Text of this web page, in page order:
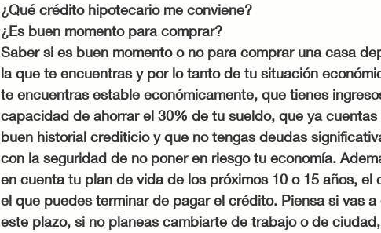
¿Qué crédito hipotecario me conviene?
¿Es buen momento para comprar?
Saber si es buen momento o no para comprar una casa
la que te encuentras y por lo tanto de tu situación
te encuentras estable económicamente, que tienes
capacidad de ahorrar el 30% de tu sueldo, que ya
buen historial crediticio y que no tengas deudas
con la seguridad de no poner en riesgo tu economía.
en cuenta tu plan de vida de los próximos 10 o 15 años, el
el que puedes terminar de pagar el crédito. Piensa si vas
este plazo, si no planeas cambiarte de trabajo o de